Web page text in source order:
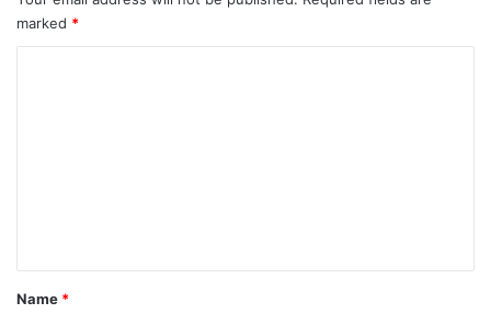
marked *
*
Name *